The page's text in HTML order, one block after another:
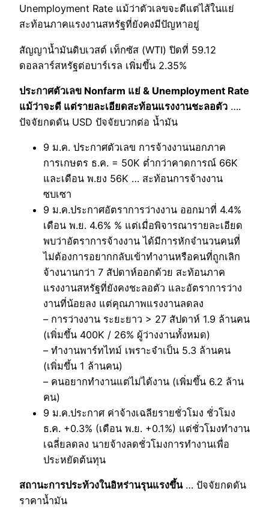
Unemployment Rate แม้ว่าตัวเลขจะดีแต่ไส้ในแย่
สะท้อนภาคแรงงานสหรัฐที่ยังคงมีปัญหาอยู่
สัญญาน้ำมันดิบเวสต์ เท็กซัส (WTI) ปิดที่ 59.12
ดอลลาร์สหรัฐต่อบาร์เรล เพิ่มขึ้น 2.35%
ประกาศตัวเลข Nonfarm แย่ & Unemployment Rate
แม้ว่าจะดี แต่รายละเอียดสะท้อนแรงงานชะลอตัว ….
ปัจจัยกดดัน USD ปัจจัยบวกต่อ น้ำมัน
9 ม.ค. ประกาศตัวเลข การจ้างงานนอกภาค
การเกษตร ธ.ค. = 50K ต่ำกว่าคาดการณ์ 66K
และเดือน พ.ยง 56K … สะท้อนการจ้างงาน
ซบเซา
9 ม.ค.ประกาศอัตราการว่างงาน ออกมาที่ 4.4%
เดือน พ.ย. 4.6% % แต่เมื่อพิจารณารายละเอียด
พบว่าอัตราการจ้างงาน ได้มีการหักจำนวนคนที่
ไม่ต้องการอยากกลับเข้าทำงานหรือคนที่ถูกเลิก
จ้างนานกว่า 7 สัปดาห์ออกด้วย สะท้อนภาค
แรงงานสหรัฐที่ยังคงชะลอตัว และอัตราการว่าง
งานที่น้อยลง แต่คุณภาพแรงงานลดลง
– การว่างงาน ระยะยาว > 27 สัปดาห์ 1.9 ล้านคน
(เพิ่มขึ้น 400K / 26% ผู้ว่างงานทั้งหมด)
– ทำงานพาร์ทไทม์ เพราะจำเป็น 5.3 ล้านคน
(เพิ่มขึ้น 1 ล้านคน)
– คนอยากทำงานแต่ไม่ได้งาน (เพิ่มขึ้น 6.2 ล้าน
คน)
9 ม.ค.ประกาศ ค่าจ้างเฉลียรายชั่วโมง ชั่วโมง
ธ.ค. +0.3% (เดือน พ.ย. +0.1%) แต่ชั่วโมงทำงาน
เฉลี่ยลดลง นายจ้างลดชั่วโมงการทำงานเพื่อ
ประหยัดต้นทุน
สถานะการประท้วงในอิหร่านรุนแรงขึ้น… ปัจจัยกดดัน
ราคาน้ำมัน